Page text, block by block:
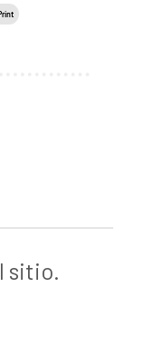
sitio.